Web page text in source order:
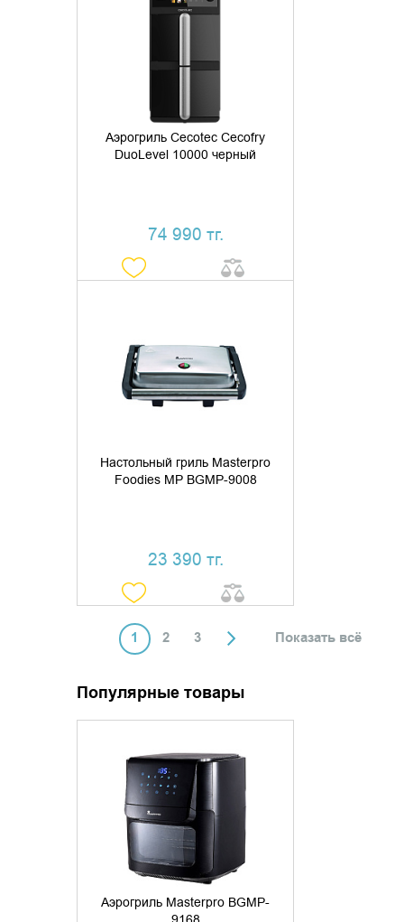
Аэрогриль Cecotec Cecofry
DuoLevel 10000 черный
74 990 тг.
ДОБАВИТЬ В КОРЗИНУ
Настольный гриль Masterpro
Foodies MP BGMP-9008
23 390 тг.
КУПИТЬ В 1 КЛИК
1 2 3 Показать всё
Популярные товары
Аэрогриль Masterpro BGMP-
УТОЧНИТЬ НАЛИЧИЕ